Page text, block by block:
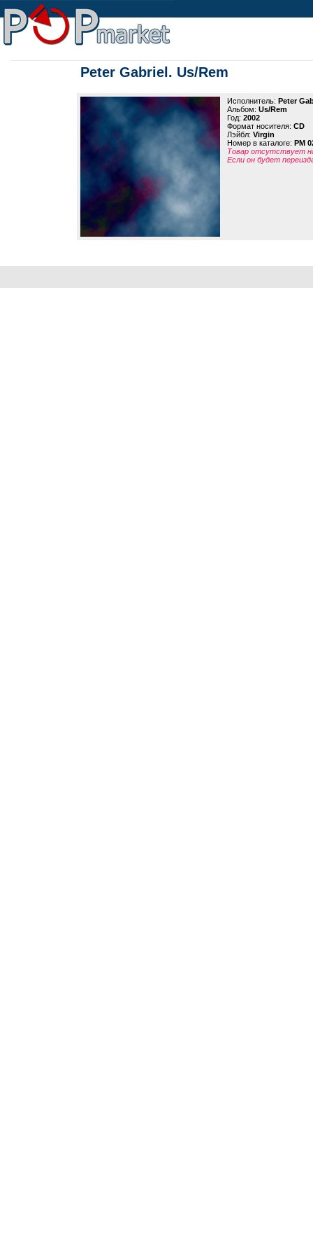
Peter Gabriel. Us/Rem
Исполнитель: Peter
Альбом: Us/Rem
Год: 2002
Формат носителя: CD
Лэйбл: Virgin
Номер в каталоге: PM
Товар отсутствует
Если он будет